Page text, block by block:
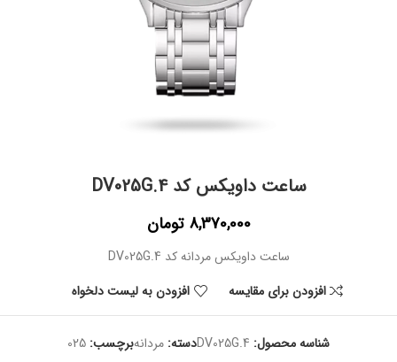
ساعت داویکس کد DV025G.4
8,370,000 تومان
ساعت داویکس مردانه کد DV025G.4
افزودن برای مقایسه
افزودن به لیست دلخواه
شناسه محصول: DV025G.4دسته: مردانهبرچسب: 025